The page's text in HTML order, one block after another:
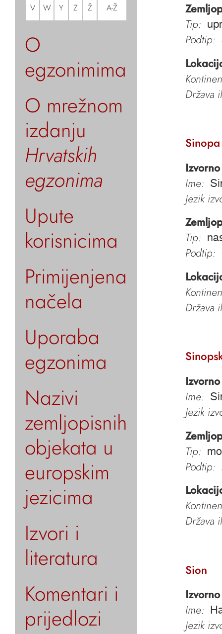
V W Y Z Ž A-Ž
O
egzonimima
O mrežnom
izdanju
Hrvatskih
egzonima
Upute
korisnicima
Primijenjena
načela
Uporaba
egzonima
Nazivi
zemljopisnih
objekata u
europskim
jezicima
Izvori i
literatura
Komentari i
prijedlozi
Tip:
Podtip:
Država
Sinopa
Ime:
Jezik
Tip:
Podtip:
Država
Ime:
Jezik
Tip:
Podtip:
Država
Sion
Ime:
Jezik